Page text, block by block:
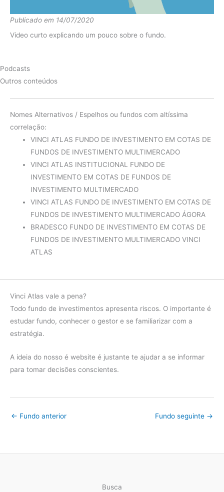
2018
Fundo 0.86%
CDI 6.42%
2017
Fundo 13.83%
CDI
diferença
Fundo 6.02%
diferença 0.70%
Publicado em 14/07/2020
Video curto explicando um pouco sobre o fundo.
Podcasts
Outros conteúdos
Nomes Alternativos / Espelhos ou fundos com altíssima
correlação:
VINCI ATLAS FUNDO DE INVESTIMENTO EM COTAS DE
FUNDOS DE INVESTIMENTO MULTIMERCADO
VINCI ATLAS INSTITUCIONAL FUNDO DE
INVESTIMENTO EM COTAS DE FUNDOS DE
INVESTIMENTO MULTIMERCADO
VINCI ATLAS FUNDO DE INVESTIMENTO EM COTAS DE
FUNDOS DE INVESTIMENTO MULTIMERCADO ÁGORA
BRADESCO FUNDO DE INVESTIMENTO EM COTAS DE
FUNDOS DE INVESTIMENTO MULTIMERCADO VINCI
ATLAS
Vinci Atlas vale a pena?
Todo fundo de investimentos apresenta riscos. O importante é
estudar fundo, conhecer o gestor e se familiarizar com a
estratégia.
A ideia do nosso é website é justante te ajudar a se informar
para tomar decisões conscientes.
← Fundo anterior Fundo seguinte →
Busca